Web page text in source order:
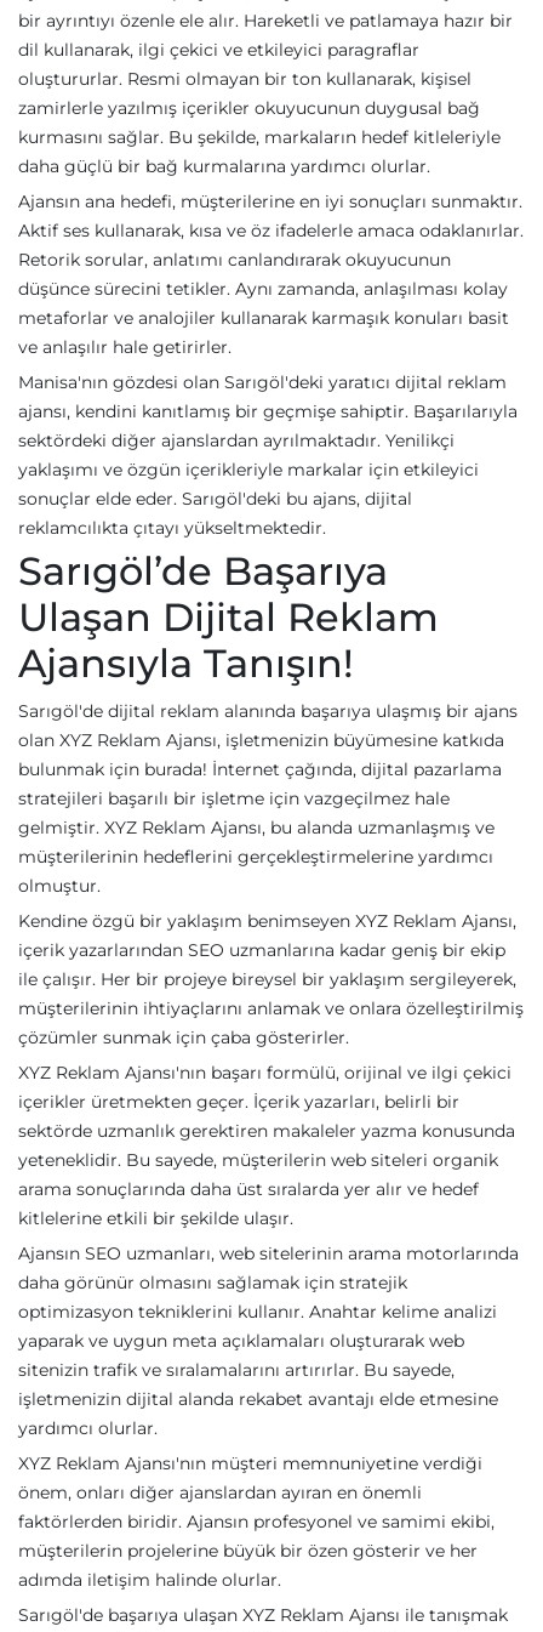
bir ayrıntıyı özenle ele alır. Hareketli ve patlamaya hazır bir
dil kullanarak, ilgi çekici ve etkileyici paragraflar
oluştururlar. Resmi olmayan bir ton kullanarak, kişisel
zamirlerle yazılmış içerikler okuyucunun duygusal bağ
kurmasını sağlar. Bu şekilde, markaların hedef kitleleriyle
daha güçlü bir bağ kurmalarına yardımcı olurlar.
Ajansın ana hedefi, müşterilerine en iyi sonuçları sunmaktır.
Aktif ses kullanarak, kısa ve öz ifadelerle amaca odaklanırlar.
Retorik sorular, anlatımı canlandırarak okuyucunun
düşünce sürecini tetikler. Aynı zamanda, anlaşılması kolay
metaforlar ve analojiler kullanarak karmaşık konuları basit
ve anlaşılır hale getirirler.
Manisa'nın gözdesi olan Sarıgöl'deki yaratıcı dijital reklam
ajansı, kendini kanıtlamış bir geçmişe sahiptir. Başarılarıyla
sektördeki diğer ajanslardan ayrılmaktadır. Yenilikçi
yaklaşımı ve özgün içerikleriyle markalar için etkileyici
sonuçlar elde eder. Sarıgöl'deki bu ajans, dijital
reklamcılıkta çıtayı yükseltmektedir.
Sarıgöl’de Başarıya
Ulaşan Dijital Reklam
Ajansıyla Tanışın!
Sarıgöl'de dijital reklam alanında başarıya ulaşmış bir ajans
olan XYZ Reklam Ajansı, işletmenizin büyümesine katkıda
bulunmak için burada! İnternet çağında, dijital pazarlama
stratejileri başarılı bir işletme için vazgeçilmez hale
gelmiştir. XYZ Reklam Ajansı, bu alanda uzmanlaşmış ve
müşterilerinin hedeflerini gerçekleştirmelerine yardımcı
olmuştur.
Kendine özgü bir yaklaşım benimseyen XYZ Reklam Ajansı,
içerik yazarlarından SEO uzmanlarına kadar geniş bir ekip
ile çalışır. Her bir projeye bireysel bir yaklaşım sergileyerek,
müşterilerinin ihtiyaçlarını anlamak ve onlara özelleştirilmiş
çözümler sunmak için çaba gösterirler.
XYZ Reklam Ajansı'nın başarı formülü, orijinal ve ilgi çekici
içerikler üretmekten geçer. İçerik yazarları, belirli bir
sektörde uzmanlık gerektiren makaleler yazma konusunda
yeteneklidir. Bu sayede, müşterilerin web siteleri organik
arama sonuçlarında daha üst sıralarda yer alır ve hedef
kitlelerine etkili bir şekilde ulaşır.
Ajansın SEO uzmanları, web sitelerinin arama motorlarında
daha görünür olmasını sağlamak için stratejik
optimizasyon tekniklerini kullanır. Anahtar kelime analizi
yaparak ve uygun meta açıklamaları oluşturarak web
sitenizin trafik ve sıralamalarını artırırlar. Bu sayede,
işletmenizin dijital alanda rekabet avantajı elde etmesine
yardımcı olurlar.
XYZ Reklam Ajansı'nın müşteri memnuniyetine verdiği
önem, onları diğer ajanslardan ayıran en önemli
faktörlerden biridir. Ajansın profesyonel ve samimi ekibi,
müşterilerin projelerine büyük bir özen gösterir ve her
adımda iletişim halinde olurlar.
Sarıgöl'de başarıya ulaşan XYZ Reklam Ajansı ile tanışmak